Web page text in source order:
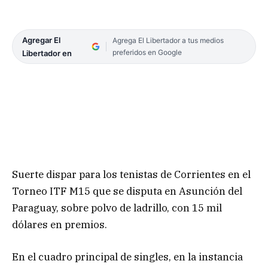
Agregar El
Libertador en
Agrega El Libertador a tus medios
preferidos en Google
Suerte dispar para los tenistas de Corrientes en el
Torneo ITF M15 que se disputa en Asunción del
Paraguay, sobre polvo de ladrillo, con 15 mil
dólares en premios.
En el cuadro principal de singles, en la instancia